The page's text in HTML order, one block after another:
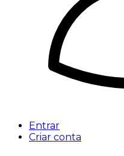
Entrar
Criar conta